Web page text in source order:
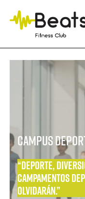
CAMPUS
“Deporte,
campamentos
olvidarán.”